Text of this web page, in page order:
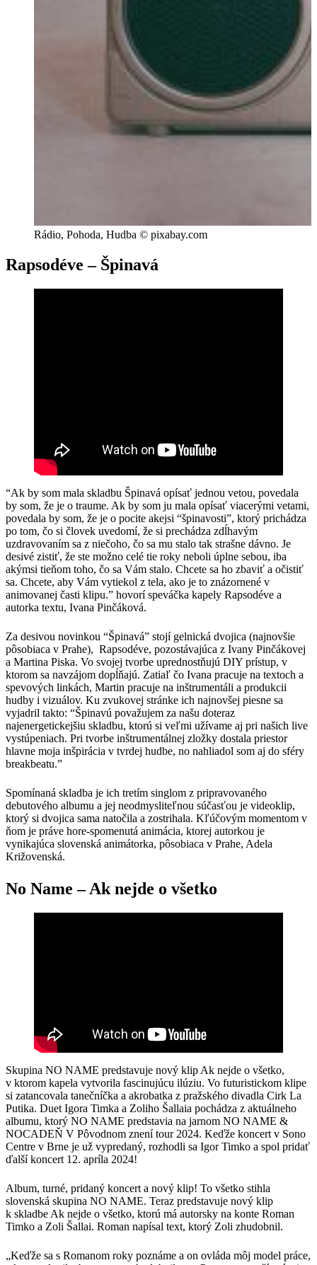
Rádio, Pohoda, Hudba © pixabay.com
Rapsodéve – Špinavá
“Ak by som mala skladbu Špinavá opísať jednou vetou, povedala
by som, že je o traume. Ak by som ju mala opísať viacerými vetami,
povedala by som, že je o pocite akejsi “špinavosti”, ktorý prichádza
po tom, čo si človek uvedomí, že si prechádza zdĺhavým
uzdravovaním sa z niečoho, čo sa mu stalo tak strašne dávno. Je
desivé zistiť, že ste možno celé tie roky neboli úplne sebou, iba
akýmsi tieňom toho, čo sa Vám stalo. Chcete sa ho zbaviť a očistiť
sa. Chcete, aby Vám vytiekol z tela, ako je to znázornené v
animovanej časti klipu.” hovorí speváčka kapely Rapsodéve a
autorka textu, Ivana Pinčáková.
Za desivou novinkou “Špinavá” stojí gelnická dvojica (najnovšie
pôsobiaca v Prahe), Rapsodéve, pozostávajúca z Ivany Pinčákovej
a Martina Piska. Vo svojej tvorbe uprednostňujú DIY prístup, v
ktorom sa navzájom dopĺňajú. Zatiaľ čo Ivana pracuje na textoch a
spevových linkách, Martin pracuje na inštrumentáli a produkcii
hudby i vizuálov. Ku zvukovej stránke ich najnovšej piesne sa
vyjadril takto: “Špinavú považujem za našu doteraz
najenergetickejšiu skladbu, ktorú si veľmi užívame aj pri našich live
vystúpeniach. Pri tvorbe inštrumentálnej zložky dostala priestor
hlavne moja inšpirácia v tvrdej hudbe, no nahliadol som aj do sféry
breakbeatu.”
Spomínaná skladba je ich tretím singlom z pripravovaného
debutového albumu a jej neodmysliteľnou súčasťou je videoklip,
ktorý si dvojica sama natočila a zostrihala. Kľúčovým momentom v
ňom je práve hore-spomenutá animácia, ktorej autorkou je
vynikajúca slovenská animátorka, pôsobiaca v Prahe, Adela
Križovenská.
No Name – Ak nejde o všetko
Skupina NO NAME predstavuje nový klip Ak nejde o všetko,
v ktorom kapela vytvorila fascinujúcu ilúziu. Vo futuristickom klipe
si zatancovala tanečníčka a akrobatka z pražského divadla Cirk La
Putika. Duet Igora Timka a Zoliho Šallaia pochádza z aktuálneho
albumu, ktorý NO NAME predstavia na jarnom NO NAME &
NOCADEŇ V Pôvodnom znení tour 2024. Keďže koncert v Sono
Centre v Brne je už vypredaný, rozhodli sa Igor Timko a spol pridať
ďalší koncert 12. apríla 2024!
Album, turné, pridaný koncert a nový klip! To všetko stihla
slovenská skupina NO NAME. Teraz predstavuje nový klip
k skladbe Ak nejde o všetko, ktorú má autorsky na konte Roman
Timko a Zoli Šallai. Roman napísal text, ktorý Zoli zhudobnil.
„Keďže sa s Romanom roky poznáme a on ovláda môj model práce,